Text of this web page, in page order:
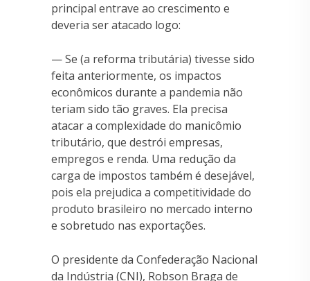
principal entrave ao crescimento e
deveria ser atacado logo:
— Se (a reforma tributária) tivesse sido
feita anteriormente, os impactos
econômicos durante a pandemia não
teriam sido tão graves. Ela precisa
atacar a complexidade do manicômio
tributário, que destrói empresas,
empregos e renda. Uma redução da
carga de impostos também é desejável,
pois ela prejudica a competitividade do
produto brasileiro no mercado interno
e sobretudo nas exportações.
O presidente da Confederação Nacional
da Indústria (CNI), Robson Braga de